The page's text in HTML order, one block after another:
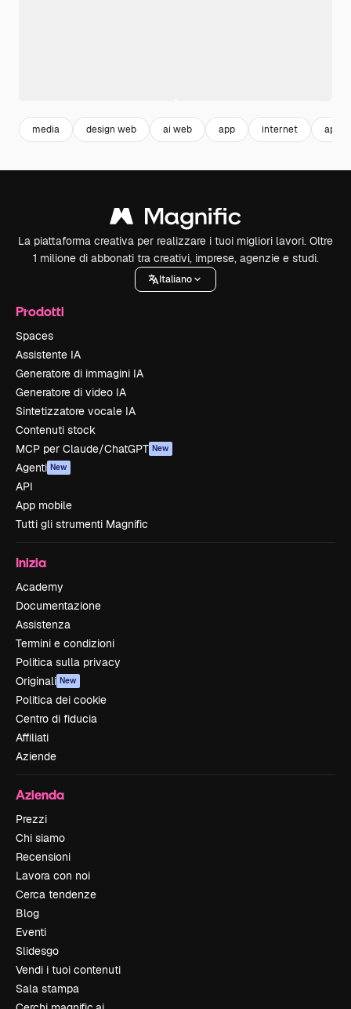
media design web ai web app internet
La piattaforma creativa per realizzare i tuoi migliori lavori. Oltre
1 milione di abbonati tra creativi, imprese, agenzie e studi.
Italiano
Prodotti
Spaces
Assistente IA
Generatore di immagini IA
Generatore di video IA
Sintetizzatore vocale IA
Contenuti stock
MCP per Claude/ChatGPT New
Agenti New
API
App mobile
Tutti gli strumenti Magnific
Inizia
Academy
Documentazione
Assistenza
Termini e condizioni
Politica sulla privacy
Originali New
Politica dei cookie
Centro di fiducia
Affiliati
Aziende
Azienda
Prezzi
Chi siamo
Recensioni
Lavora con noi
Cerca tendenze
Blog
Eventi
Slidesgo
Vendi i tuoi contenuti
Sala stampa